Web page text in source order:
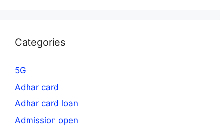
Categories
5G
Adhar card
Adhar card loan
Admission open